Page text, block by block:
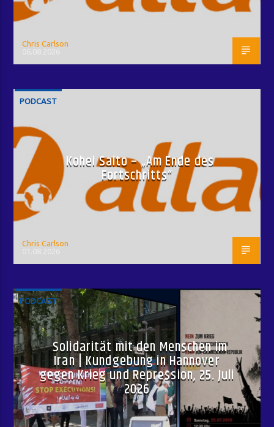
Chris Carlson
PODCAST
Kohei Saito – „Am Ende des
Fortschritts“
Chris Carlson
PODCAST
Solidarität mit den Menschen im
Iran | Kundgebung in Hannover
gegen Krieg und Repression, 25. Juli
2026